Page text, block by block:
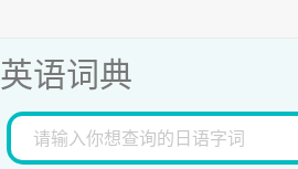
英语词典